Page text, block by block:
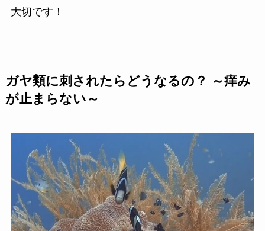
大切です！
ガヤ類に刺されたらどうなるの？ ～痒み
が止まらない～